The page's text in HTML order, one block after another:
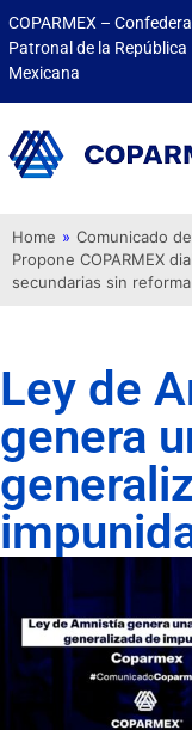
COPARMEX –
Patronal de la República
Mexicana
Home » Comunicado
Propone COPARMEX
secundarias sin
Ley de
genera